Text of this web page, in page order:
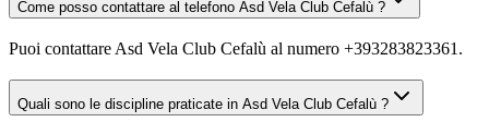
Come posso contattare al telefono Asd Vela Club Cefalù ?
Puoi contattare Asd Vela Club Cefalù al numero +393283823361.
Quali sono le discipline praticate in Asd Vela Club Cefalù ?